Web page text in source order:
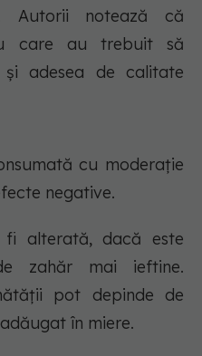
Autorii notează că
care au trebuit să
adesea de calitate
cu moderație
negative.
alterată, dacă este
zahăr mai ieftine.
pot depinde de
în miere.